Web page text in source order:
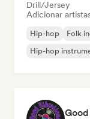
Drill/Jersey
Adicionar
Hip-hop Folk
Hip-hop